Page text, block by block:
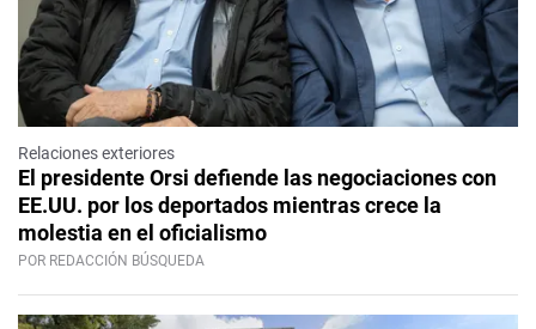
Relaciones exteriores
El presidente Orsi defiende las negociaciones con
EE.UU. por los deportados mientras crece la
molestia en el oficialismo
POR REDACCIÓN BÚSQUEDA